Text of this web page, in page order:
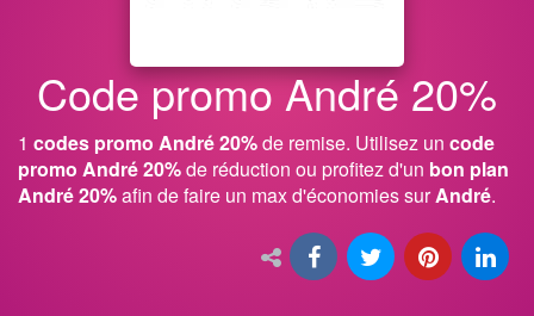
Code promo André 20%
1 codes promo André 20%de remise. Utilisez un code
promo André 20%de réduction ou profitez d'un bon plan
André 20%afin de faire un max d'économies surAndré.